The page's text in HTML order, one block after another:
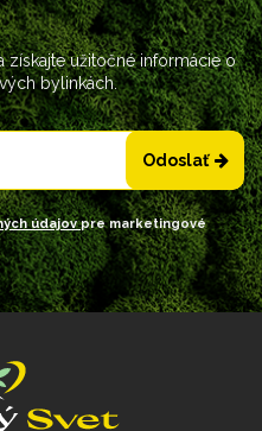
získajte užitočné informácie o
bylinkách.
Odoslať
údajovpre marketingové